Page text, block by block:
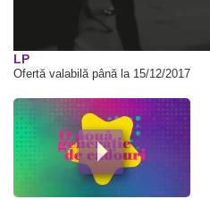
LP
Ofertă valabilă până la 15/12/2017